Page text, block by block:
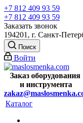
+7 812 409 93 59
+7 812 409 93 59
Заказать звонок
194201, г. Санкт-
Поиск
Войти
Заказ оборудования
и инструмента
Каталог